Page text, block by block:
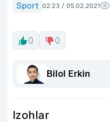
Sport 02:23 / 05.02.2021
0 0
Bilol Erkin
Izohlar